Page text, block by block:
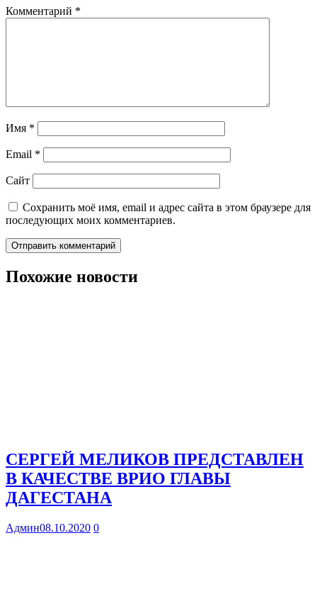
Комментарий *
Имя *
Email *
Сайт
Сохранить моё имя, email и адрес сайта в этом браузере для
последующих моих комментариев.
Похожие новости
СЕРГЕЙ МЕЛИКОВ ПРЕДСТАВЛЕН
В КАЧЕСТВЕ ВРИО ГЛАВЫ
ДАГЕСТАНА
Админ08.10.2020 0